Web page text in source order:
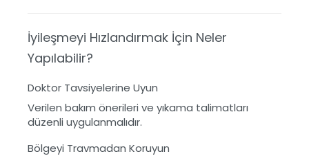
İyileşmeyi Hızlandırmak İçin Neler
Yapılabilir?
Doktor Tavsiyelerine Uyun
Verilen bakım önerileri ve yıkama talimatları
düzenli uygulanmalıdır.
Bölgeyi Travmadan Koruyun